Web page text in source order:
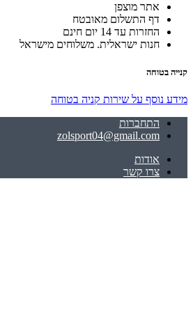
אתר מוצפן
דף התשלום מאובטח
החזרות עד 14 יום חינם
חנות ישראלית. משלוחים מישראל
קנייה בטוחה
מידע נוסף על שירות קניה בטוחה
התחברות
zolsport04@gmail.com
אודות
צרו קשר